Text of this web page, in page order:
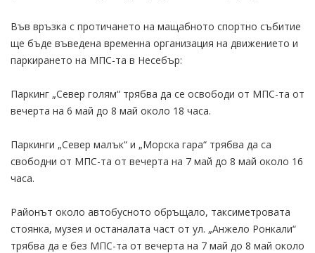
Във връзка с протичането на мащабното спортно събитие
ще бъде въведена временна организация на движението и
паркирането на МПС-та в Несебър:
Паркинг „Север голям“ трябва да се освободи от МПС-та от
вечерта на 6 май до 8 май около 18 часа.
Паркинги „Север малък“ и „Морска гара“ трябва да са
свободни от МПС-та от вечерта на 7 май до 8 май около 16
часа.
Районът около автобусното обръщало, таксиметровата
стоянка, музея и останалата част от ул. „Анжело Ронкали“
трябва да е без МПС-та от вечерта на 7 май до 8 май около